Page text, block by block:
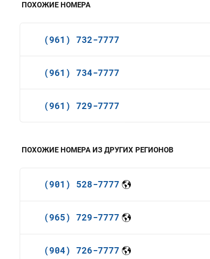
ПОХОЖИЕ НОМЕРА
(961) 732-7777
(961) 734-7777
(961) 729-7777
ПОХОЖИЕ НОМЕРА ИЗ ДРУГИХ РЕГИОНОВ
(901) 528-7777
(965) 729-7777
(904) 726-7777